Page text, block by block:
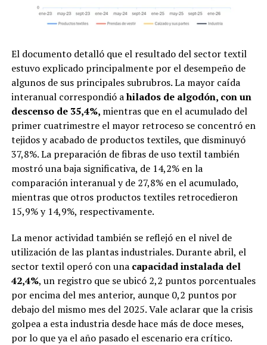
El documento detalló que el resultado del sector textil
estuvo explicado principalmente por el desempeño de
algunos de sus principales subrubros. La mayor caída
interanual correspondió ahilados de algodón, con un
descenso de 35,4%, mientras que en el acumulado del
primer cuatrimestre el mayor retroceso se concentró en
tejidos y acabado de productos textiles, que disminuyó
37,8%. La preparación de fibras de uso textil también
mostró una baja significativa, de 14,2% en la
comparación interanual y de 27,8% en el acumulado,
mientras que otros productos textiles retrocedieron
15,9% y 14,9%, respectivamente.
La menor actividad también se reflejó en el nivel de
utilización de las plantas industriales. Durante abril, el
sector textil operó con una capacidad instalada del
42,4%, un registro que se ubicó 2,2 puntos porcentuales
por encima del mes anterior, aunque 0,2 puntos por
debajo del mismo mes del 2025. Vale aclarar que la crisis
golpea a esta industria desde hace más de doce meses,
por lo que ya el año pasado el escenario era crítico.